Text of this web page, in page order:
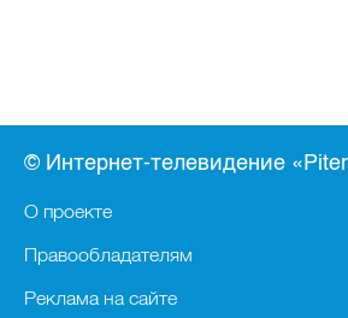
© Интернет-телевидение
О проекте
Правообладателям
Реклама на сайте